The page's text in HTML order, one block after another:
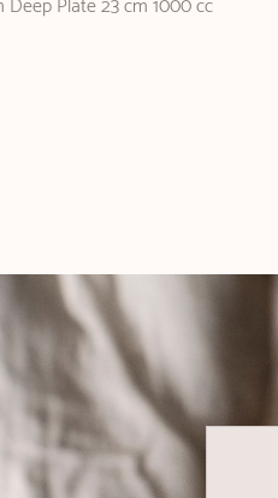
Deep Plate 23 cm 1000 cc